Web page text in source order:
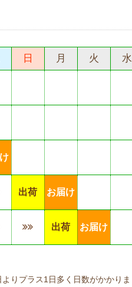
日 月 火 水
出荷 お届け
出荷 お届け
りプラス1日多く日数がかかりま